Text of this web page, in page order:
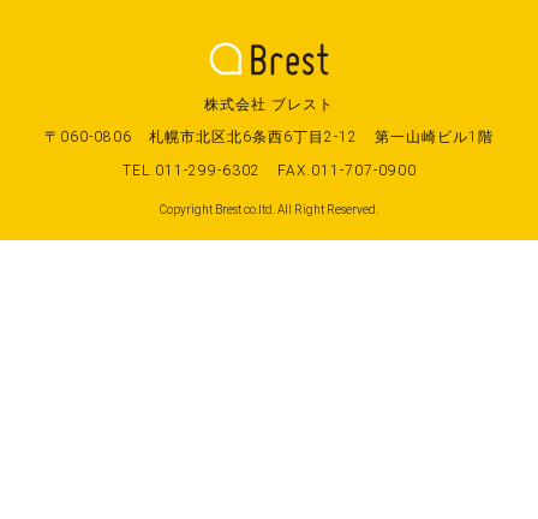
株式会社 ブレスト
〒060-0806
札幌市北区北6条西6丁目2-12
第一山崎ビル1階
TEL.011-299-6302
FAX.011-707-0900
Copyright Brest co.ltd. All Right Reserved.